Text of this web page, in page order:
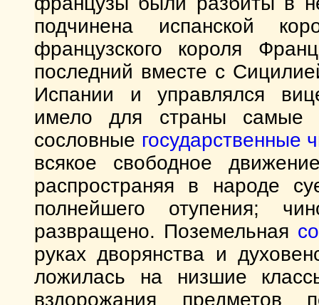
подчинена испанской
французского короля
последний вместе с
Испании и управлялся
имело для страны самые
сословные государственные
всякое свободное
распространяя в народе
полнейшего отупения;
развращено. Поземельная
руках дворянства и
ложилась на низшие
вздорожания предметов